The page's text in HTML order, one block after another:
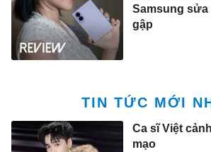
Samsung sửa
gập
TIN TỨC MỚI
Ca sĩ Việt
mạo